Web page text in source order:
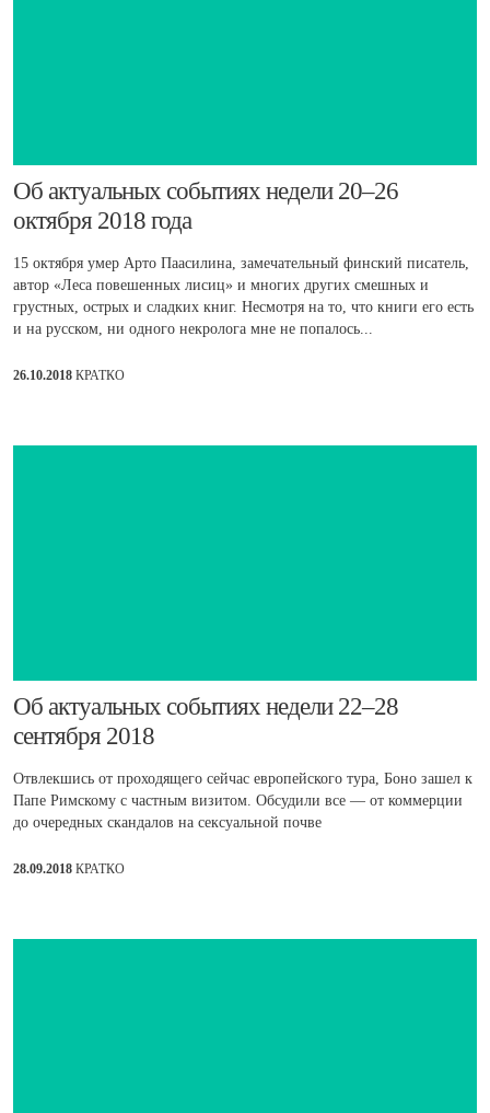
Об актуальных событиях недели 20–26
октября 2018 года
15 октября умер Арто Паасилина, замечательный финский писатель,
автор «Леса повешенных лисиц» и многих других смешных и
грустных, острых и сладких книг. Несмотря на то, что книги его есть
и на русском, ни одного некролога мне не попалось...
26.10.2018 КРАТКО
​Об актуальных событиях недели 22–28
сентября 2018
Отвлекшись от проходящего сейчас европейского тура, Боно зашел к
Папе Римскому с частным визитом. Обсудили все — от коммерции
до очередных скандалов на сексуальной почве
28.09.2018 КРАТКО